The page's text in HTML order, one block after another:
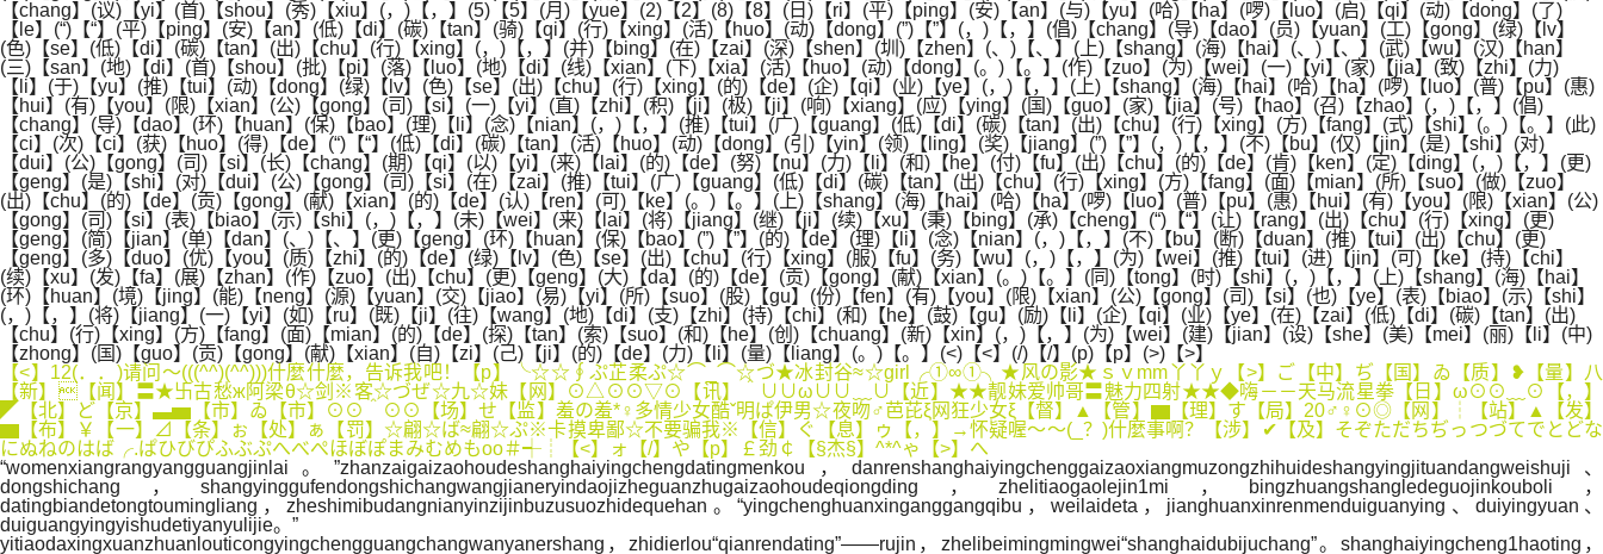
【chang】(议)【yi】(首)【shou】(秀)【xiu】(，)【，】(5)【5】(月)【yue】(2)【2】(8)【8】(日)【ri】(平)【ping】(安)【an】(与)【yu】(哈)【ha】(啰)【luo】(启)【qi】(动)【dong】(了)
【le】(“)【“】(平)【ping】(安)【an】(低)【di】(碳)【tan】(骑)【qi】(行)【xing】(活)【huo】(动)【dong】(”)【”】(，)【，】(倡)【chang】(导)【dao】(员)【yuan】(工)【gong】(绿)【lv】
(色)【se】(低)【di】(碳)【tan】(出)【chu】(行)【xing】(，)【，】(并)【bing】(在)【zai】(深)【shen】(圳)【zhen】(、)【、】(上)【shang】(海)【hai】(、)【、】(武)【wu】(汉)【han】
(三)【san】(地)【di】(首)【shou】(批)【pi】(落)【luo】(地)【di】(线)【xian】(下)【xia】(活)【huo】(动)【dong】(。)【。】(作)【zuo】(为)【wei】(一)【yi】(家)【jia】(致)【zhi】(力)
【li】(于)【yu】(推)【tui】(动)【dong】(绿)【lv】(色)【se】(出)【chu】(行)【xing】(的)【de】(企)【qi】(业)【ye】(，)【，】(上)【shang】(海)【hai】(哈)【ha】(啰)【luo】(普)【pu】(惠)
【hui】(有)【you】(限)【xian】(公)【gong】(司)【si】(一)【yi】(直)【zhi】(积)【ji】(极)【ji】(响)【xiang】(应)【ying】(国)【guo】(家)【jia】(号)【hao】(召)【zhao】(，)【，】(倡)
【chang】(导)【dao】(环)【huan】(保)【bao】(理)【li】(念)【nian】(，)【，】(推)【tui】(广)【guang】(低)【di】(碳)【tan】(出)【chu】(行)【xing】(方)【fang】(式)【shi】(。)【。】(此)
【ci】(次)【ci】(获)【huo】(得)【de】(“)【“】(低)【di】(碳)【tan】(活)【huo】(动)【dong】(引)【yin】(领)【ling】(奖)【jiang】(”)【”】(，)【，】(不)【bu】(仅)【jin】(是)【shi】(对)
【dui】(公)【gong】(司)【si】(长)【chang】(期)【qi】(以)【yi】(来)【lai】(的)【de】(努)【nu】(力)【li】(和)【he】(付)【fu】(出)【chu】(的)【de】(肯)【ken】(定)【ding】(，)【，】(更)
【geng】(是)【shi】(对)【dui】(公)【gong】(司)【si】(在)【zai】(推)【tui】(广)【guang】(低)【di】(碳)【tan】(出)【chu】(行)【xing】(方)【fang】(面)【mian】(所)【suo】(做)【zuo】
(出)【chu】(的)【de】(贡)【gong】(献)【xian】(的)【de】(认)【ren】(可)【ke】(。)【。】(上)【shang】(海)【hai】(哈)【ha】(啰)【luo】(普)【pu】(惠)【hui】(有)【you】(限)【xian】(公)
【gong】(司)【si】(表)【biao】(示)【shi】(，)【，】(未)【wei】(来)【lai】(将)【jiang】(继)【ji】(续)【xu】(秉)【bing】(承)【cheng】(“)【“】(让)【rang】(出)【chu】(行)【xing】(更)
【geng】(简)【jian】(单)【dan】(、)【、】(更)【geng】(环)【huan】(保)【bao】(”)【”】(的)【de】(理)【li】(念)【nian】(，)【，】(不)【bu】(断)【duan】(推)【tui】(出)【chu】(更)
【geng】(多)【duo】(优)【you】(质)【zhi】(的)【de】(绿)【lv】(色)【se】(出)【chu】(行)【xing】(服)【fu】(务)【wu】(，)【，】(为)【wei】(推)【tui】(进)【jin】(可)【ke】(持)【chi】
(续)【xu】(发)【fa】(展)【zhan】(作)【zuo】(出)【chu】(更)【geng】(大)【da】(的)【de】(贡)【gong】(献)【xian】(。)【。】(同)【tong】(时)【shi】(，)【，】(上)【shang】(海)【hai】
(环)【huan】(境)【jing】(能)【neng】(源)【yuan】(交)【jiao】(易)【yi】(所)【suo】(股)【gu】(份)【fen】(有)【you】(限)【xian】(公)【gong】(司)【si】(也)【ye】(表)【biao】(示)【shi】
(，)【，】(将)【jiang】(一)【yi】(如)【ru】(既)【ji】(往)【wang】(地)【di】(支)【zhi】(持)【chi】(和)【he】(鼓)【gu】(励)【li】(企)【qi】(业)【ye】(在)【zai】(低)【di】(碳)【tan】(出)
【chu】(行)【xing】(方)【fang】(面)【mian】(的)【de】(探)【tan】(索)【suo】(和)【he】(创)【chuang】(新)【xin】(，)【，】(为)【wei】(建)【jian】(设)【she】(美)【mei】(丽)【li】(中)
【zhong】(国)【guo】(贡)【gong】(献)【xian】(自)【zi】(己)【ji】(的)【de】(力)【li】(量)【liang】(。)【。】(<)【<】(/)【/】(p)【p】(>)【>】
【<】12(．．)请问～(((^^)(^^)))什麼什麼，告诉我吧！【p】╰☆☆∮ぷ芷柔ぷ☆⌒_⌒☆づ★冰封谷≈☆girl╭①∞①╮★风の影★ｓｖmm丫丫ｙ【>】ご【中】ぢ【国】ゐ【质】❥【量】八
【新】【闻】〓★卐古愁ж阿梁θ☆剑※客☆づぜ☆九☆妹【网】⊙△⊙⊙▽⊙【讯】＾∪∪ω∪∪﹏∪【近】★★靓妹爱帅哥〓魅力四射★★◆嗨－－天马流星拳【日】ω⊙⊙﹏⊙【，】
◤【北】ど【京】▃▅【市】ゐ【市】⊙⊙＾⊙⊙【场】せ【监】羞の羞*♀多情少女酷ˇ明ぱ伊男☆夜吻♂芭芘ξ网狂少女ξ【督】▲【管】▆【理】す【局】20♂♀⊙◎【网】┆【站】▲【发】
▆【布】￥【一】⊿【条】ぉ【处】ぁ【罚】☆翩☆ば≈翩☆ぷ※卡摸卑鄙☆不要骗我※【信】ぐ【息】ゥ【，】→怀疑喔～～(_？)什麼事啊？【涉】✔【及】そぞただちぢっつづてでとどな
にぬねのはば╭.ぱひびぴふぶぷへべぺほぼぽまみむめもoo＃┽┊【<】ォ【/】や【p】￡劲￠【§杰§】^*^ゃ【>】へ
“womenxiangrangyangguangjinlai。”zhanzaigaizaohoudeshanghaiyingchengdatingmenkou，danrenshanghaiyingchenggaizaoxiangmuzongzhihuideshangyingjituandangweishuji、
dongshichang，shangyinggufendongshichangwangjianeryindaojizheguanzhugaizaohoudeqiongding，zhelitiaogaolejin1mi，bingzhuangshangledeguojinkouboli，
datingbiandetongtoumingliang，zheshimibudangnianyinzijinbuzusuozhidequehan。“yingchenghuanxinganggangqibu，weilaideta，jianghuanxinrenmenduiguanying、duiyingyuan、
duiguangyingyishudetiyanyulijie。”
yitiaodaxingxuanzhuanlouticongyingchengguangchangwanyanershang，zhidierlou“qianrendating”——rujin，zhelibeimingmingwei“shanghaidubijuchang”。shanghaiyingcheng1haoting，